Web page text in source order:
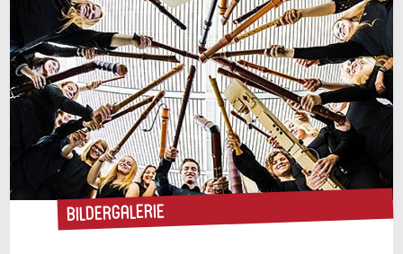
Bildergalerie